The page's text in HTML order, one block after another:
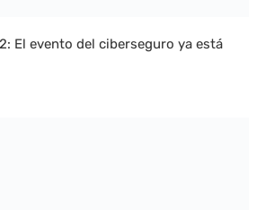
El evento del ciberseguro ya está